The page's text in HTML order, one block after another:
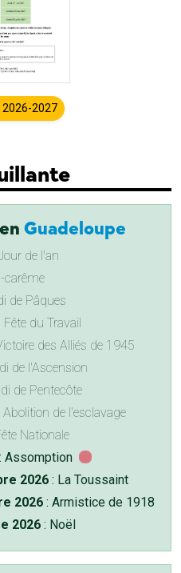
2026-2027
Guadeloupe
de l'an
carême
de Pâques
: Fête du Travail
des Alliés de 1945
de l'Ascension
de Pentecôte
Abolition de l'esclavage
Nationale
: Assomption
2026 : La Toussaint
2026 : Armistice de 1918
2026 : Noël